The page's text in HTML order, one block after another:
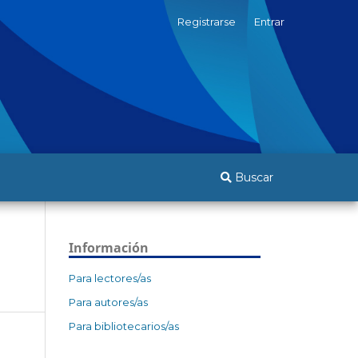
Buscar
Registrarse Entrar
Información
Para lectores/as
Para autores/as
Para bibliotecarios/as